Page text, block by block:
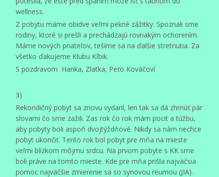
wellness.
Z pobytu máme obidve veľmi pekné zážitky. Spoznali sme
rodiny, ktoré si prešli a prechádzajú rovnakým ochorením.
Máme nových priateľov, tešíme sa na ďalšie stretnutia. Za
všetko ďakujeme Klubu Kľbik.
S pozdravom Hanka, Zlatka, Peťo Kováčoví
3)
Rekondičný pobyt sa znovu vydaril, len tak sa dá zhrnúť pár
slovami čo sme zažili. Zas rok čo rok mám pocit a túžbu,
aby pobyty boli aspoň dvojtýždňové. Nikdy sa nám nechce
pobyt ukončiť. Tento rok bol pobyt pre mňa na mieste
veľmi blízkom môjmu srdcu. Na prvom pobyte s KK sme
boli práve na tomto mieste. Kde pre mňa prišla najväčsia
pomoc najväčšie zmierenie sa so synovou reumou (JIA).